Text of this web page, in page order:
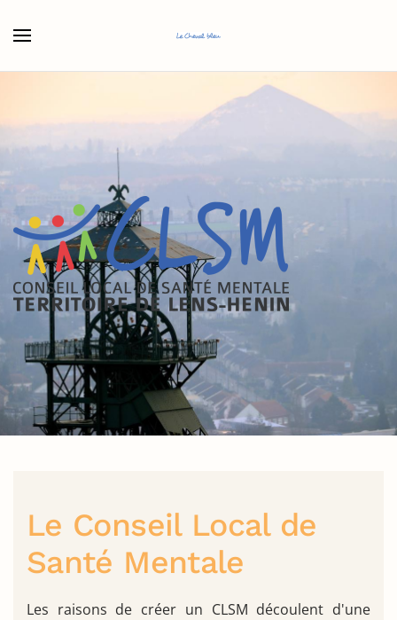
Le Conseil Local de
Santé Mentale
Les raisons de créer un CLSM découlent d'une